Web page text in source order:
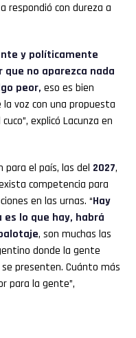
respondió con dureza a
y políticamente
que no aparezca nada
peor, eso es bien
la voz con una propuesta
explicó Lacunza en
para el país, las del 2027,
competencia para
en las urnas. “Hay
lo que hay, habrá
, son muchas las
donde la gente
presenten. Cuánto más
para la gente”,